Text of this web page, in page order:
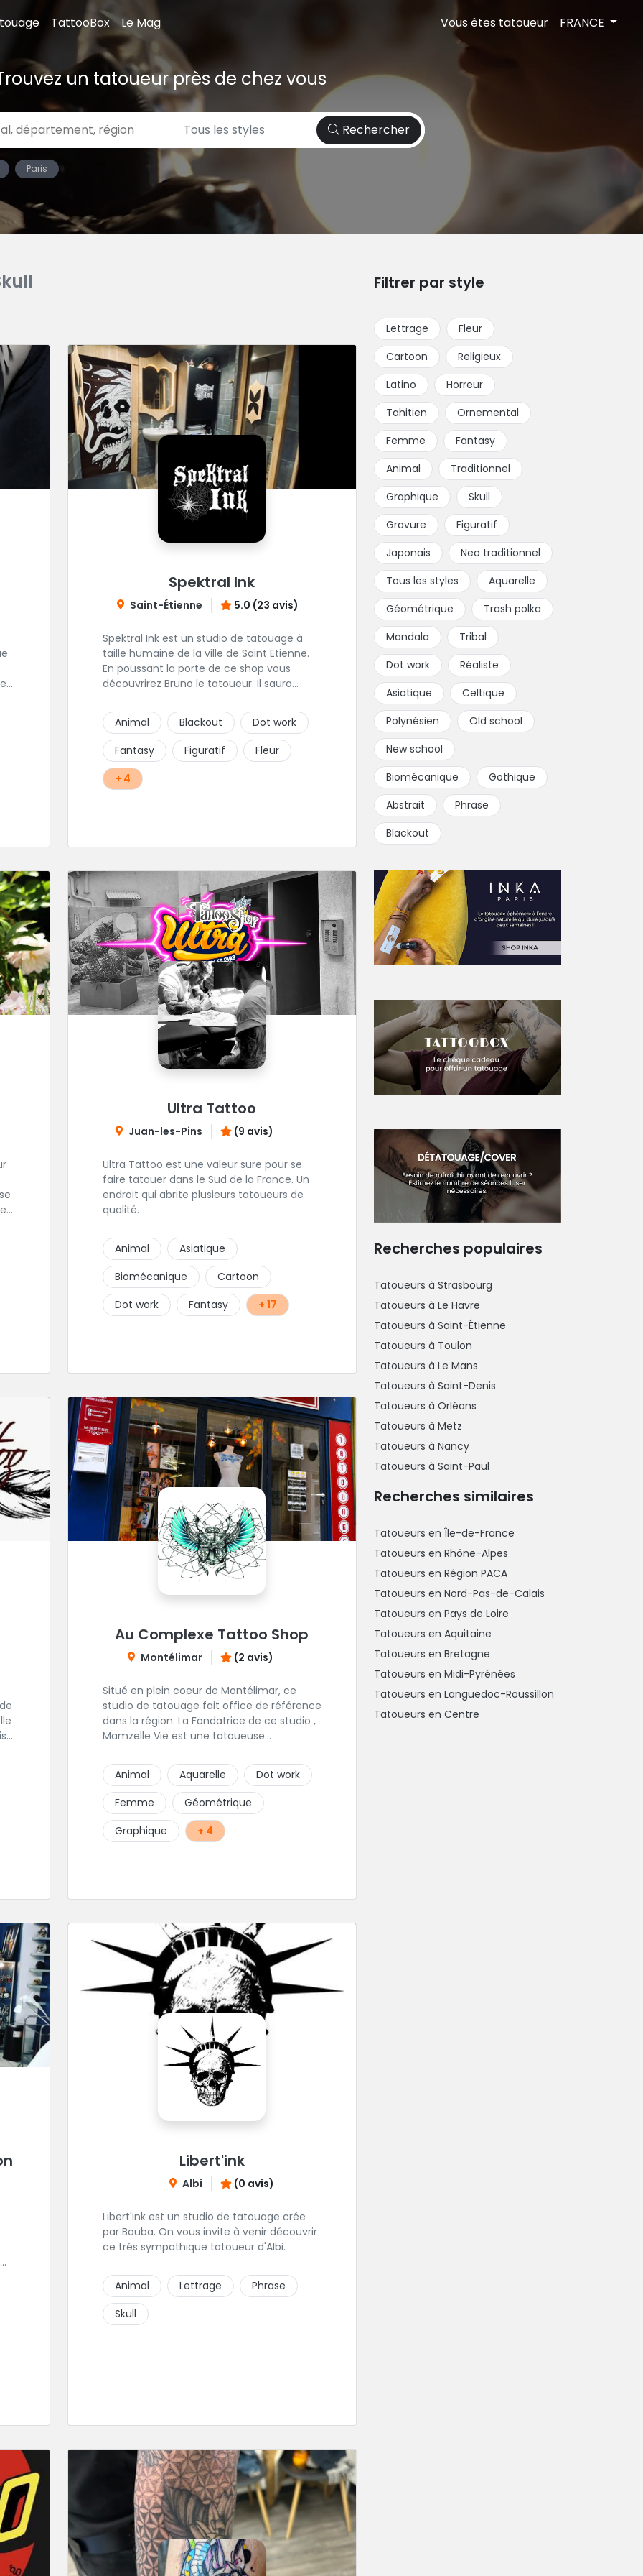
TattooBox Le Mag Vous êtes tatoueur FRANCE
un tatoueur près de chez vous
Rechercher
Paris
Spektral Ink
Saint-Étienne 5.0 (23 avis)
Spektral Ink est un studio de tatouage à
taille humaine de la ville de Saint Etienne.
En poussant la porte de ce shop vous
découvrirez Bruno le tatoueur. Il saura
votre projet de tatouage. N'hésitez pas à lui
envoyer un message ou à l'appeler.
Animal Blackout
Dot work
Fantasy
Figuratif
Fleur
+ 4
Ultra Tattoo
Juan-les-Pins (9 avis)
Ultra Tattoo est une valeur sure pour se
faire tatouer dans le Sud de la France. Un
endroit qui abrite plusieurs tatoueurs de
qualité.
Animal
Asiatique
Biomécanique
Cartoon
Dot work
Fantasy + 17
Au Complexe Tattoo Shop
Montélimar (2 avis)
Situé en plein coeur de Montélimar, ce
studio de tatouage fait office de référence
dans la région. La Fondatrice de ce studio ,
Mamzelle Vie est une tatoueuse
yeux fermés ! Une excellente adresse !
Animal Aquarelle
Dot work
Femme
Géométrique
Graphique
+ 4
Libert'ink
Albi (0 avis)
Libert'ink est un studio de tatouage crée
par Bouba. On vous invite à venir découvrir
ce trés sympathique tatoueur d'Albi.
Animal Lettrage
Phrase
Skull
Filtrer par style
Lettrage
Fleur
Cartoon
Religieux
Latino
Horreur
Tahitien
Ornemental
Femme
Fantasy
Animal
Traditionnel
Graphique
Skull
Gravure
Figuratif
Japonais
Neo traditionnel
Tous les styles
Aquarelle
Géométrique
Trash polka
Mandala
Tribal
Dot work
Réaliste
Asiatique
Celtique
Polynésien
Old school
New school
Biomécanique
Gothique
Abstrait
Phrase
Blackout
Recherches populaires
Tatoueurs à Strasbourg
Tatoueurs à Le Havre
Tatoueurs à Saint-Étienne
Tatoueurs à Toulon
Tatoueurs à Le Mans
Tatoueurs à Saint-Denis
Tatoueurs à Orléans
Tatoueurs à Metz
Tatoueurs à Nancy
Tatoueurs à Saint-Paul
Recherches similaires
Tatoueurs en Île-de-France
Tatoueurs en Rhône-Alpes
Tatoueurs en Région PACA
Tatoueurs en Nord-Pas-de-Calais
Tatoueurs en Pays de Loire
Tatoueurs en Aquitaine
Tatoueurs en Bretagne
Tatoueurs en Midi-Pyrénées
Tatoueurs en Languedoc-Roussillon
Tatoueurs en Centre